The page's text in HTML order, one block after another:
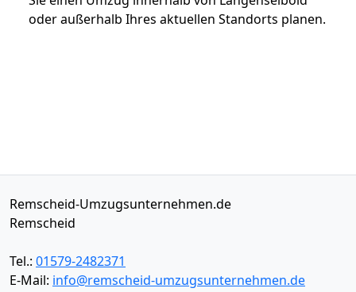
oder außerhalb Ihres aktuellen Standorts planen.
Remscheid-Umzugsunternehmen.de
Remscheid
Tel.: 01579-2482371
E-Mail: info@remscheid-umzugsunternehmen.de